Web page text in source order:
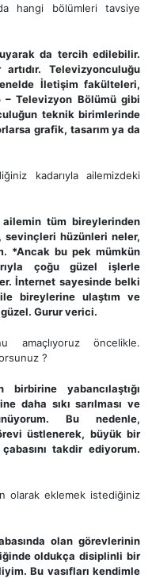
hangi bölümleri tavsiye
da tercih edilebilir.
Televizyonculuğu
İletişim fakülteleri,
– Televizyon Bölümü gibi
teknik birimlerinde
grafik, tasarım ya da
kadarıyla ailemizdeki
tüm bireylerinden
sevinçleri hüzünleri neler,
*Ancak bu pek mümkün
çoğu güzel işlerle
İnternet sayesinde belki
bireylerine ulaştım ve
güzel. Gurur verici.
amaçlıyoruz öncelikle.
?
yabancılaştığı
daha sıkı sarılması ve
Bu nedenle,
üstlenerek, büyük bir
takdir ediyorum.
olarak eklemek istediğiniz
olan görevlerinin
oldukça disiplinli bir
Bu vasıfları kendimle